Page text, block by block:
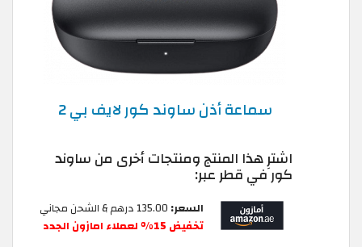
سماعة أذن ساوند كور لايف بي 2
اشترِ هذا المنتج ومنتجات أخرى من ساوند
كور في قطر عبر:
السعر: 135.00 درهم & الشحن مجاني
تخفيض 15% لعملاء امازون الجدد